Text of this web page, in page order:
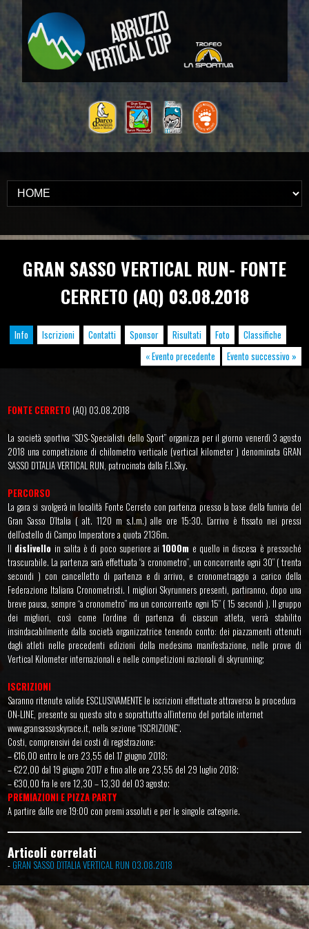
GRAN SASSO VERTICAL RUN- FONTE
CERRETO (AQ) 03.08.2018
Info Iscrizioni Contatti Sponsor Risultati Foto
Classifiche
« Evento precedente
Evento successivo »
FONTE CERRETO (AQ) 03.08.2018
La società sportiva “SDS-Specialisti dello Sport” organizza per il giorno venerdì 3 agosto
2018 una competizione di chilometro verticale (vertical kilometer ) denominata GRAN
SASSO D’ITALIA VERTICAL RUN, patrocinata dalla F.I.Sky.
PERCORSO
La gara si svolgerà in località Fonte Cerreto con partenza presso la base della funivia del
Gran Sasso D’Italia ( alt. 1120 m s.l.m.) alle ore 15:30. L’arrivo è fissato nei pressi
dell’ostello di Campo Imperatore a quota 2136m.
Il dislivello in salita è di poco superiore ai1000m e quello in discesa è pressoché
trascurabile. La partenza sarà effettuata “a cronometro”, un concorrente ogni 30” ( trenta
secondi ) con cancelletto di partenza e di arrivo, e cronometraggio a carico della
Federazione Italiana Cronometristi. I migliori Skyrunners presenti, partiranno, dopo una
breve pausa, sempre “a cronometro” ma un concorrente ogni 15” ( 15 secondi ). Il gruppo
dei migliori, così come l’ordine di partenza di ciascun atleta, verrà stabilito
insindacabilmente dalla società organizzatrice tenendo conto: dei piazzamenti ottenuti
dagli atleti nelle precedenti edizioni della medesima manifestazione, nelle prove di
Vertical Kilometer internazionali e nelle competizioni nazionali di skyrunning;
ISCRIZIONI
Saranno ritenute valide ESCLUSIVAMENTE le iscrizioni effettuate attraverso la procedura
ON-LINE, presente su questo sito e soprattutto all’interno del portale internet
www.gransassoskyrace.it, nella sezione “ISCRIZIONE”.
Costi, comprensivi dei costi di registrazione:
– €16,00 entro le ore 23,55 del 17 giugno 2018;
– €22,00 dal 19 giugno 2017 e fino alle ore 23,55 del 29 luglio 2018;
– €30,00 fra le ore 12,30 – 13,30 del 03 agosto;
PREMIAZIONI E PIZZA PARTY
A partire dalle ore 19:00 con premi assoluti e per le singole categorie.
Articoli correlati
- GRAN SASSO D’ITALIA VERTICAL RUN 03.08.2018